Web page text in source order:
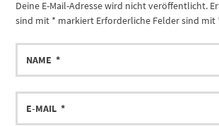
Deine E-Mail-Adresse wird nicht veröffentlicht.
sind mit * markiert Erforderliche Felder sind mit